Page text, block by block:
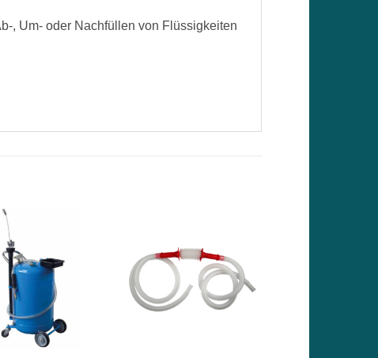
, Um- oder Nachfüllen von Flüssigkeiten